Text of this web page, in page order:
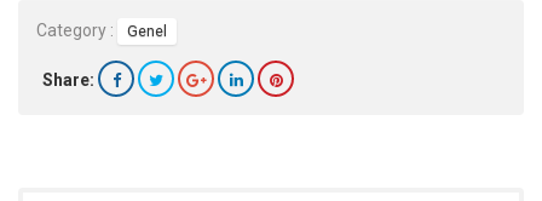
Category : Genel
Share: